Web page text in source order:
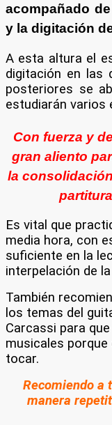
acompañado
y la digitación
A esta altura el
digitación en las
posteriores se
estudiarán varios
Con fuerza y
gran aliento
la
Es vital que
media hora, con
suficiente en la
interpelación de
También
los temas del
Carcassi para
musicales
tocar.
Recomiendo a
manera